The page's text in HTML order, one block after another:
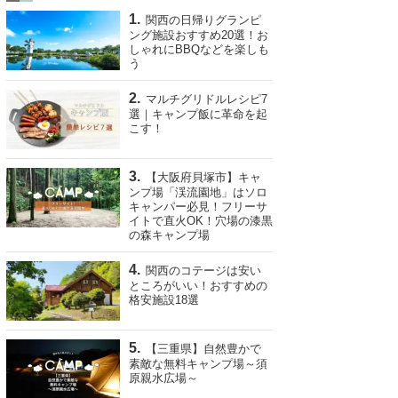
関西の日帰りグランピ
ング施設おすすめ20選！お
しゃれにBBQなどを楽しも
う
マルチグリドルレシピ7
選｜キャンプ飯に革命を起
こす！
【大阪府貝塚市】キャ
ンプ場「渓流園地」はソロ
キャンパー必見！フリーサ
イトで直火OK！穴場の漆黒
の森キャンプ場
関西のコテージは安い
ところがいい！おすすめの
格安施設18選
【三重県】自然豊かで
素敵な無料キャンプ場～須
原親水広場～